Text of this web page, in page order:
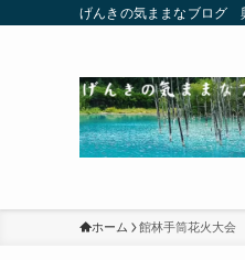
げんきの気ままなブログ
ホーム 館林手筒花火大会